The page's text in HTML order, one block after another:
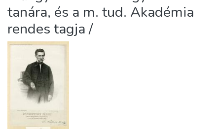
tanára, és a m. tud. Akadémia
rendes tagja /